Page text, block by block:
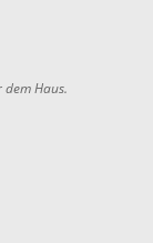
Haus.